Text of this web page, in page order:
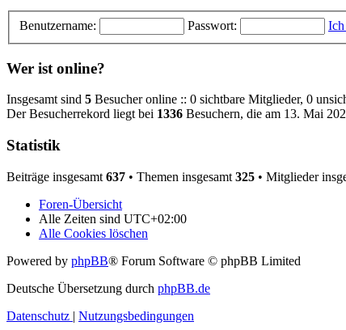
Benutzername: Passwort: Ich
Wer ist online?
Insgesamt sind 5 Besucher online :: 0 sichtbare Mitglieder, 0
Der Besucherrekord liegt bei 1336 Besuchern, die am 13. Mai
Statistik
Beiträge insgesamt 637 • Themen insgesamt 325 • Mitglieder
Foren-Übersicht
Alle Zeiten sind UTC+02:00
Alle Cookies löschen
Powered by phpBB® Forum Software © phpBB Limited
Deutsche Übersetzung durch phpBB.de
Datenschutz | Nutzungsbedingungen